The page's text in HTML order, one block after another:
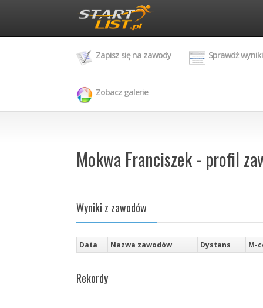
Zapisz się na zawody Sprawdź wyniki
Zobacz galerie
Mokwa Franciszek - profil
Wyniki z zawodów
Data Nazwa zawodów Dystans M-
Rekordy